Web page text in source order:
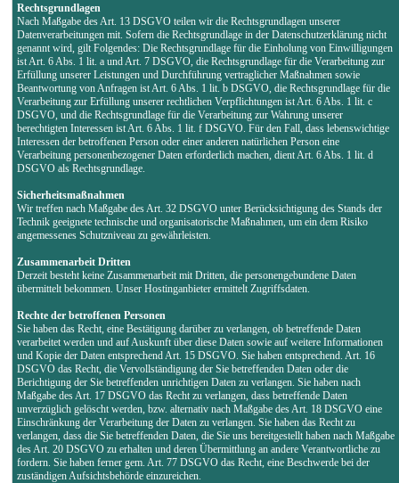
Rechtsgrundlagen
Nach Maßgabe des Art. 13 DSGVO teilen wir die Rechtsgrundlagen unserer
Datenverarbeitungen mit. Sofern die Rechtsgrundlage in der Datenschutzerklärung nicht
genannt wird, gilt Folgendes: Die Rechtsgrundlage für die Einholung von Einwilligungen
ist Art. 6 Abs. 1 lit. a und Art. 7 DSGVO, die Rechtsgrundlage für die Verarbeitung zur
Erfüllung unserer Leistungen und Durchführung vertraglicher Maßnahmen sowie
Beantwortung von Anfragen ist Art. 6 Abs. 1 lit. b DSGVO, die Rechtsgrundlage für die
Verarbeitung zur Erfüllung unserer rechtlichen Verpflichtungen ist Art. 6 Abs. 1 lit. c
DSGVO, und die Rechtsgrundlage für die Verarbeitung zur Wahrung unserer
berechtigten Interessen ist Art. 6 Abs. 1 lit. f DSGVO. Für den Fall, dass lebenswichtige
Interessen der betroffenen Person oder einer anderen natürlichen Person eine
Verarbeitung personenbezogener Daten erforderlich machen, dient Art. 6 Abs. 1 lit. d
DSGVO als Rechtsgrundlage.
Sicherheitsmaßnahmen
Wir treffen nach Maßgabe des Art. 32 DSGVO unter Berücksichtigung des Stands der
Technik geeignete technische und organisatorische Maßnahmen, um ein dem Risiko
angemessenes Schutzniveau zu gewährleisten.
Zusammenarbeit Dritten
Derzeit besteht keine Zusammenarbeit mit Dritten, die personengebundene Daten
übermittelt bekommen. Unser Hostinganbieter ermittelt Zugriffsdaten.
Rechte der betroffenen Personen
Sie haben das Recht, eine Bestätigung darüber zu verlangen, ob betreffende Daten
verarbeitet werden und auf Auskunft über diese Daten sowie auf weitere Informationen
und Kopie der Daten entsprechend Art. 15 DSGVO. Sie haben entsprechend. Art. 16
DSGVO das Recht, die Vervollständigung der Sie betreffenden Daten oder die
Berichtigung der Sie betreffenden unrichtigen Daten zu verlangen. Sie haben nach
Maßgabe des Art. 17 DSGVO das Recht zu verlangen, dass betreffende Daten
unverzüglich gelöscht werden, bzw. alternativ nach Maßgabe des Art. 18 DSGVO eine
Einschränkung der Verarbeitung der Daten zu verlangen. Sie haben das Recht zu
verlangen, dass die Sie betreffenden Daten, die Sie uns bereitgestellt haben nach Maßgabe
des Art. 20 DSGVO zu erhalten und deren Übermittlung an andere Verantwortliche zu
fordern. Sie haben ferner gem. Art. 77 DSGVO das Recht, eine Beschwerde bei der
zuständigen Aufsichtsbehörde einzureichen.